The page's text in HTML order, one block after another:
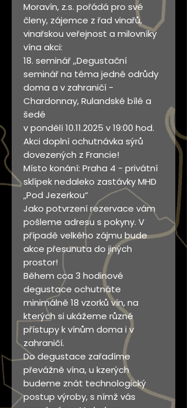
Moravín, z.s. pořádá pro své
členy, zájemce z řad vinařů,
vinařskou veřejnost a milovníky
vína akci:
18. seminář ,,Degustační
seminář na téma jedné odrůdy
doma a v zahraničí -
Chardonnay, Rulandské bílé a
šedé
v pondělí 10.11.2025 v 19:00 hod.
Akci doplní ochutnávka sýrů
dovezených z Francie!
Místo konání: Praha 4 - privátní
sklípek nedaleko zastávky MHD
„Pod Jezerkou“
Jako potvrzení rezervace vám
pošleme adresu s pokyny. V
případě velkého zájmu bude
akce přesunuta do jiných
prostor!
Během cca 3 hodinové
degustace ochutnáte
minimálně 18 vzorků vín, na
kterých si ukážeme různé
přístupy k vínům doma i v
zahraničí.
Do degustace zařadíme
převážně vína, u kzerých
budeme znát technologický
postup výroby, s nímž vás